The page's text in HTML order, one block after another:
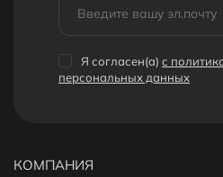
Я согласен(a) с
персональных данных
КОМПАНИЯ